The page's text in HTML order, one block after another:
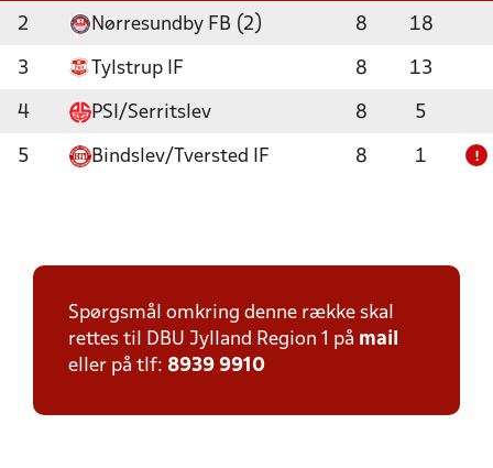
2 Nørresundby FB (2) 8 18
3 Tylstrup IF 8 13
4 PSI/Serritslev 8 5
5 Bindslev/Tversted IF 8 1 !
Spørgsmål omkring denne række skal
rettes til DBU Jylland Region 1 på mail
eller på tlf: 8939 9910